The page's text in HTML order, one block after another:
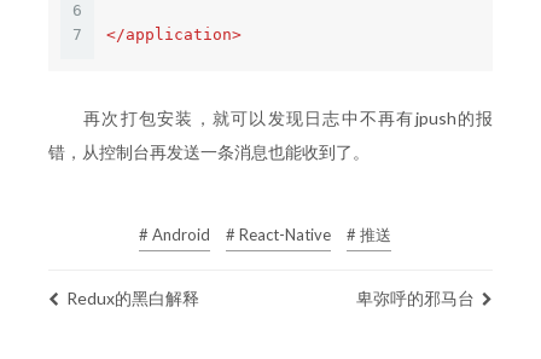
6
7
</application>
再次打包安装，就可以发现日志中不再有jpush的报
错，从控制台再发送一条消息也能收到了。
# Android # React-Native # 推送
Redux的黑白解释 卑弥呼的邪马台